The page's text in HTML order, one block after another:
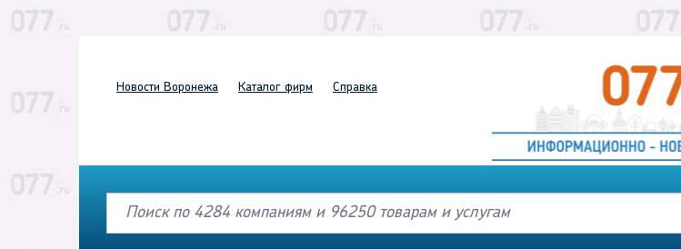
Новости Воронежа Каталог фирм Справка